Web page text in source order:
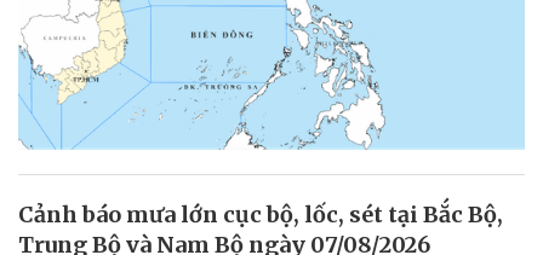
Cảnh báo mưa lớn cục bộ, lốc, sét tại Bắc Bộ,
Trung Bộ và Nam Bộ ngày 07/08/2026